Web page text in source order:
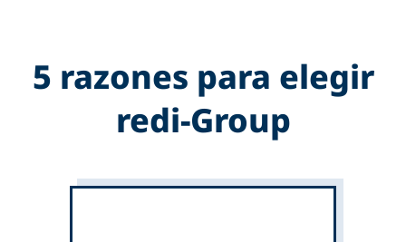
5 razones para elegir
redi-Group